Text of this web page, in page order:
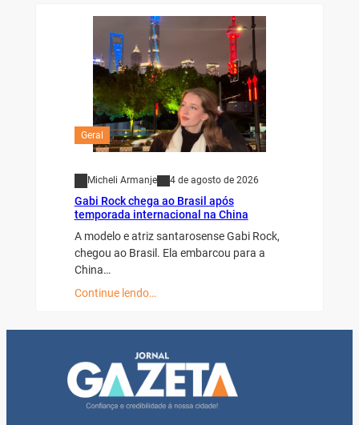
Geral
Micheli Armanje 4 de agosto de 2026
Gabi Rock chega ao Brasil após
temporada internacional na China
A modelo e atriz santarosense Gabi Rock,
chegou ao Brasil. Ela embarcou para a
China…
Continue lendo…